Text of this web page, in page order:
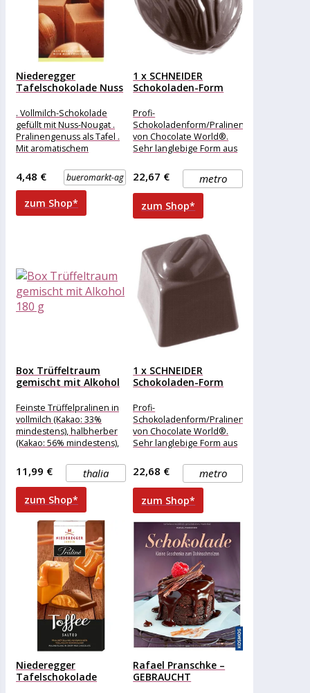
Niederegger
Tafelschokolade Nuss
. Vollmilch-Schokolade
gefüllt mit Nuss-Nougat .
Pralinengenuss als Tafel .
Mit aromatischem
Haselnuss Merkmale:
Sorte: gefüllte
Schokolade,
Vollmilchschokolade
bueromarkt-ag
4,48 €
zum Shop*
1 x SCHNEIDER
Schokoladen-Form
Profi-
Schokoladenform/Pralinenform
von Chocolate World®.
Sehr langlebige Form aus
Polycarbonat. ++
Rahmengröße (mm) ++ 275
x 135 x
metro
22,67 €
zum Shop*
Box Trüffeltraum
gemischt mit Alkohol
Feinste Trüffelpralinen in
vollmilch (Kakao: 33%
mindestens), halbherber
(Kakao: 56% mindestens),
mindestens) und ruby
Kuvertüre (Kakao: 32%
thalia
11,99 €
zum Shop*
1 x SCHNEIDER
Schokoladen-Form
K 25x25x25
Profi-
Schokoladenform/Pralinenform
von Chocolate World®.
Sehr langlebige Form aus
Polycarbonat. ++
Rahmengröße (mm) ++ 275
x 135 x
metro
22,68 €
zum Shop*
Niederegger
Tafelschokolade
Rafael Pranschke –
GEBRAUCHT